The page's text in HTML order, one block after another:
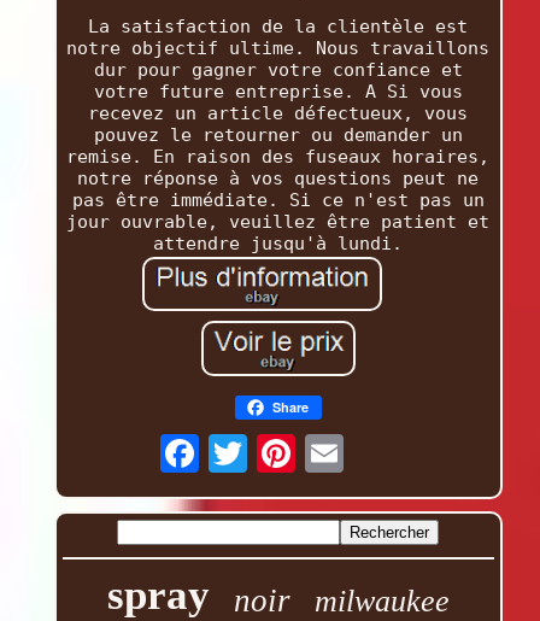
La satisfaction de la clientèle est
notre objectif ultime. Nous travaillons
dur pour gagner votre confiance et
votre future entreprise. A Si vous
recevez un article défectueux, vous
pouvez le retourner ou demander un
remise. En raison des fuseaux horaires,
notre réponse à vos questions peut ne
pas être immédiate. Si ce n'est pas un
jour ouvrable, veuillez être patient et
attendre jusqu'à lundi.
Share
spray noir milwaukee